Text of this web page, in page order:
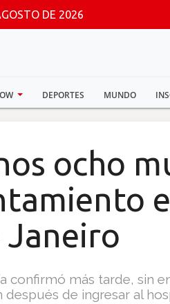
DE 2026
DEPORTES MUNDO
ocho
Janeiro
confirmó más tarde, sin
de ingresar al